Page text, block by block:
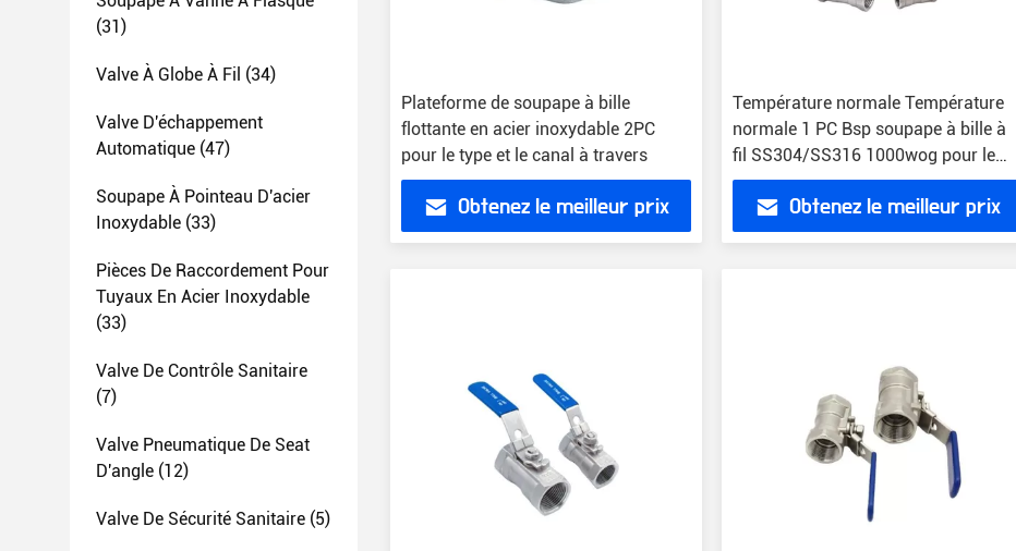
(31)
Valve À Globe À Fil (34)
Valve D'échappement
Automatique (47)
Soupape À Pointeau D'acier
Inoxydable (33)
Pièces De Raccordement Pour
Tuyaux En Acier Inoxydable
(33)
Valve De Contrôle Sanitaire
(7)
Valve Pneumatique De Seat
D'angle (12)
Valve De Sécurité Sanitaire (5)
Plateforme de soupape à bille
flottante en acier inoxydable 2PC
pour le type et le canal à travers
Obtenez le meilleur prix
Température normale Température
normale 1 PC Bsp soupape à bille à
fil SS304/SS316 1000wog pour le
gaz
Obtenez le meilleur prix